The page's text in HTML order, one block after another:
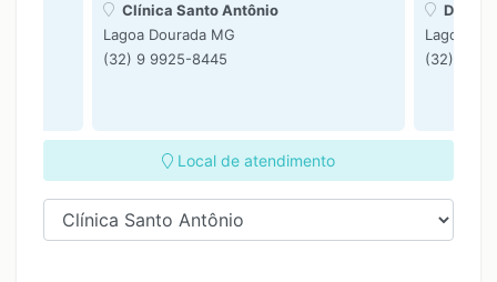
Clínica Santo Antônio
Lagoa Dourada MG
(32) 9 9925-8445
Lagoa
(32) 9
Local de atendimento